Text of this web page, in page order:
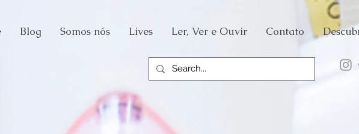
Blog Somos nós Lives Ler, Ver e Ouvir Contato